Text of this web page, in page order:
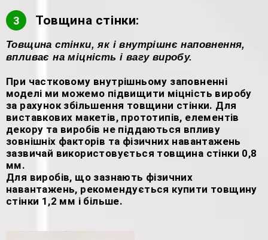
3 Товщина стінки:
Товщина стінки, як і внутрішнє наповнення,
впливає на міцність і вагу виробу.
При частковому внутрішньому заповненні
моделі ми можемо підвищити міцність виробу
за рахунок збільшення товщини стінки. Для
виставкових макетів, прототипів, елементів
декору та виробів не піддаються впливу
зовнішніх факторів та фізичних навантажень
зазвичай використовується товщина стінки 0,8
мм.
Для виробів, що зазнають фізичних
навантажень, рекомендується купити товщину
стінки 1,2 мм і більше.